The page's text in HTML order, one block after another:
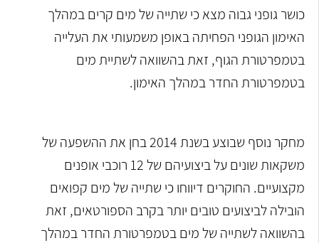
כושר גופני גבוה מצא כי שתייה של מים קרים במהלך
האימון הגופני הפחיתה באופן משמעותי את העלייה
בטמפרטורת הגוף, זאת בהשוואה לשתיית מים
בטמפרטורת החדר במהלך האימון.
מחקר נוסף שבוצע בשנת 2014 בחן את ההשפעה של
משקאות שונים על ביצועיהם של 12 רוכבי אופנים
מקצועיים. החוקרים דיווחו כי שתייה של מים קפואים
הובילה לביצועים טובים יותר בקרב הספורטאים, זאת
בהשוואה לשתייה של מים בטמפרטורת החדר במהלך